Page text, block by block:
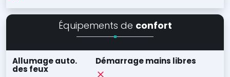
Équipements de confort
Allumage auto.
des feux
Démarrage mains libres